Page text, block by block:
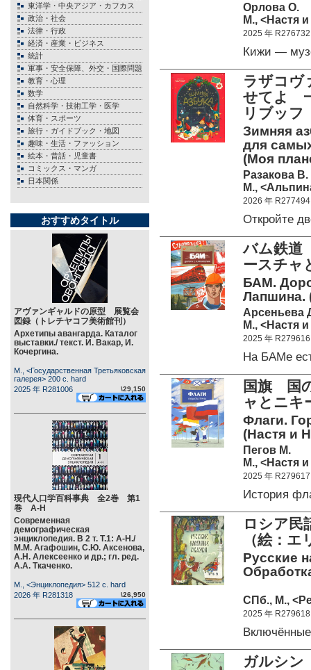
東洋学・中央アジア・カフカス
政治・社会
法律・行政
経済・産業・ビジネス
統計
軍事・安全保障、外交・国際問題
教育・心理
数学
自然科学・技術工学・医学
体育・スポーツ
旅行・ガイドブック・地図
趣味・生活・ファッション
絵本・昔話・児童書
コミックス・マンガ
日本関係
おすすめタイトル
アヴァンギャルドの原型 展覧会
図録（トレチヤコフ美術館刊）
Архетипы авангарда. Каталог
выставки./ текст. И. Вакар, И.
Кочергина.
М., <Государственная Третьяковская
галерея> 200 c. hard
2025 年 R281006
\29,150
現代人口学百科事典 全2巻 第1
巻 А-Н
Современная
демографическая
энциклопедия. В 2 т. Т.1: А-Н./
М.М. Агафошин, С.Ю. Аксенова,
А.Н. Алексеенко и др.; гл. ред.
А.А. Ткаченко.
М., <Энциклопедия> 512 c. hard
2026 年 R281318
\26,950
Орлова О.
М., <Настя
2025 年 R276732
Кижи —
ラザコ
せてよ
リブッ
Зимняя
для
(Моя
Разакова В.
М.,
2026 年 R277494
Откройте
バム鉄
ースチャ
БАМ.
Лапшина.
Арсеньева
М., <Настя
2025 年 R279616
На БАМе
国旗 国
ャとニキ
Флаги.
(Настя и
Пегов М.
М., <Настя
2025 年 R279617
История
ロシア
（絵：
Русские
СПб., М.,
2025 年 R279618
ガルシ